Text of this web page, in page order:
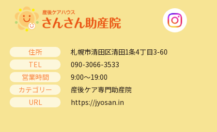
住所
札幌市清田区清田1条4丁目3-60
TEL
090-3066-3533
営業時間
9:00～19:00
カテゴリー
産後ケア専門助産院
URL
https://jyosan.in